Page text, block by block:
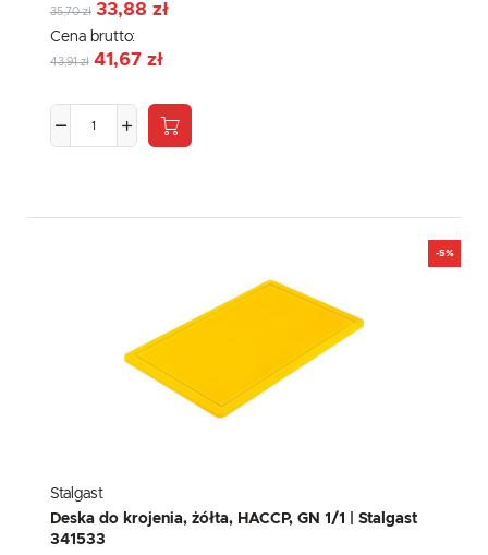
35,70 zł 33,88 zł
Cena brutto:
43,91 zł 41,67 zł
-5%
Stalgast
Deska do krojenia, żółta, HACCP, GN 1/1 | Stalgast
341533